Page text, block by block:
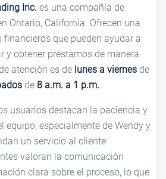
Inc. es una compañía de
Ontario, California. Ofrecen una
financieros que pueden ayudar a
y obtener préstamos de manera
atención es de lunes a viernes de
de 8 a.m. a 1 p.m..
usuarios destacan la paciencia y
equipo, especialmente de Wendy y
un servicio al cliente
valoran la comunicación
clara sobre el proceso, lo que